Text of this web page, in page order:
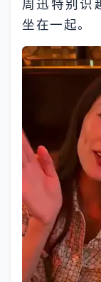
周迅特别识
坐在一起。